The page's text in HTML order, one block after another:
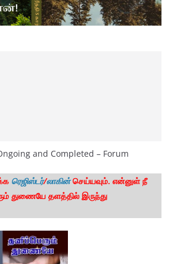
and Completed – Forum
ரெஜிஸ்டர்/லாகின்செய்யவும். என்னுள் நீ
துணையே தளத்தில் இருந்து